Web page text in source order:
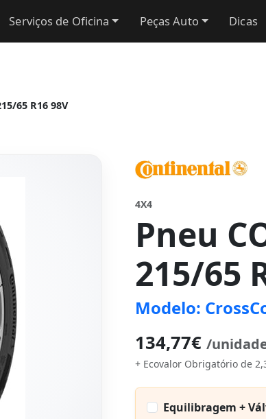
Serviços de Oficina Peças Auto Dicas
65 R16 98V
4X4
Pneu
215/65
Modelo:
134,77€ /
+ Ecovalor Obrigatório de
Equilibragem +